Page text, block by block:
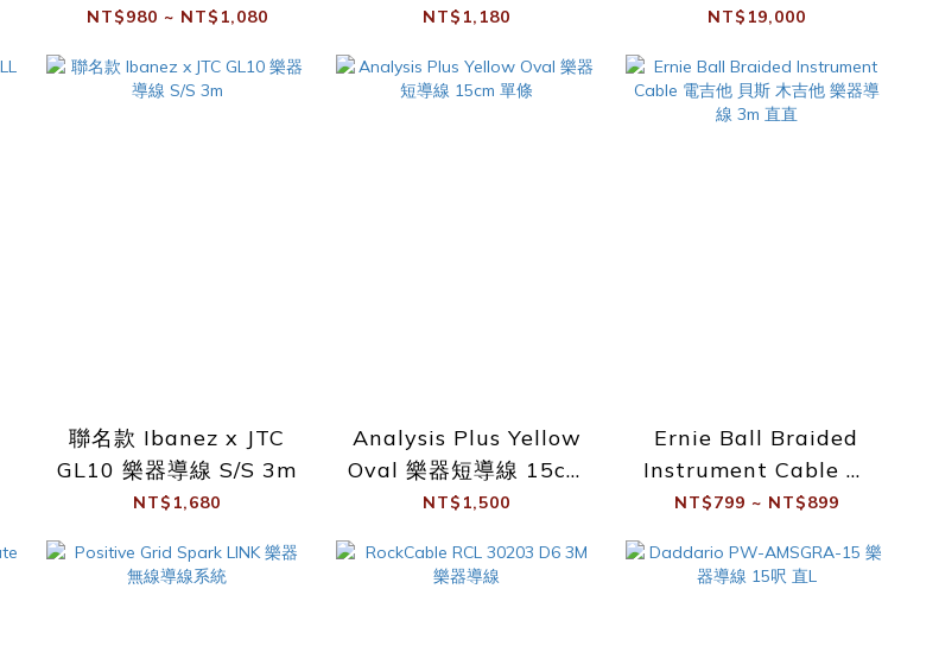
Cables 樂器導線
NT$980 ~ NT$1,080
他 貝斯 樂器導線
NT$1,180
踏板系統
NT$19,000
聯名款 Ibanez x JTC
GL10 樂器導線 S/S 3m
NT$1,680
Analysis Plus Yellow
Oval 樂器短導線 15cm
單條
NT$1,500
Ernie Ball Braided
Instrument Cable 電
吉他 貝斯 木吉他 樂器
NT$799 ~ NT$899